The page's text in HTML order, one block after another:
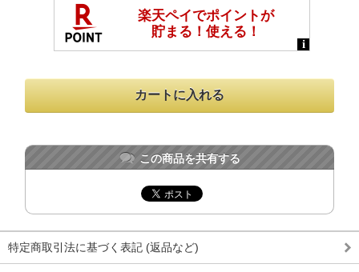
この商品を共有する
特定商取引法に基づく表記 (返品など)